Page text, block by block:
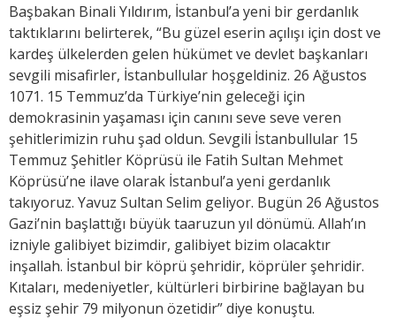
Başbakan Binali Yıldırım, İstanbul’a yeni bir gerdanlık
taktıklarını belirterek, “Bu güzel eserin açılışı için dost ve
kardeş ülkelerden gelen hükümet ve devlet başkanları
sevgili misafirler, İstanbullular hoşgeldiniz. 26 Ağustos
1071. 15 Temmuz’da Türkiye’nin geleceği için
demokrasinin yaşaması için canını seve seve veren
şehitlerimizin ruhu şad oldun. Sevgili İstanbullular 15
Temmuz Şehitler Köprüsü ile Fatih Sultan Mehmet
Köprüsü’ne ilave olarak İstanbul’a yeni gerdanlık
takıyoruz. Yavuz Sultan Selim geliyor. Bugün 26 Ağustos
Gazi’nin başlattığı büyük taaruzun yıl dönümü. Allah’ın
izniyle galibiyet bizimdir, galibiyet bizim olacaktır
inşallah. İstanbul bir köprü şehridir, köprüler şehridir.
Kıtaları, medeniyetler, kültürleri birbirine bağlayan bu
eşsiz şehir 79 milyonun özetidir” diye konuştu.